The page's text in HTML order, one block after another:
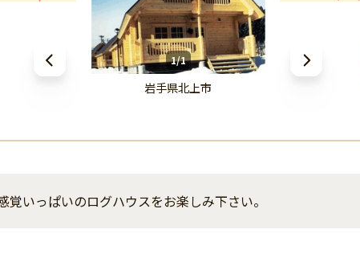
1/1
岩手県北上市
いっぱいのログハウスをお楽しみ下さい。